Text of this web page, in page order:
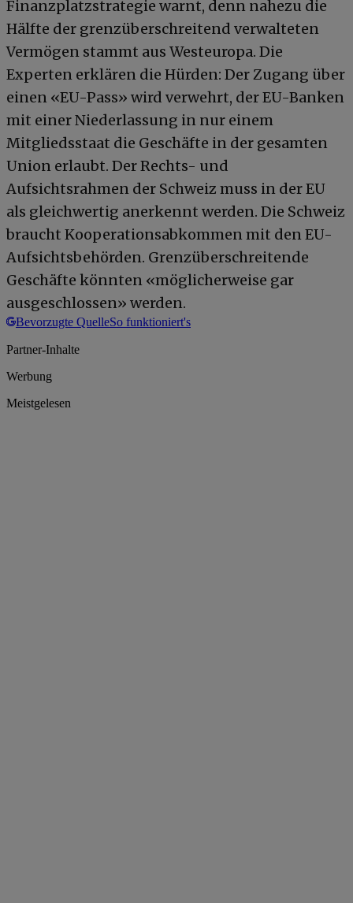
Finanzplatzstrategie warnt, denn nahezu die
Hälfte der grenzüberschreitend verwalteten
Vermögen stammt aus Westeuropa. Die
Experten erklären die Hürden: Der Zugang über
einen «EU-Pass» wird verwehrt, der EU-Banken
mit einer Niederlassung in nur einem
Mitgliedsstaat die Geschäfte in der gesamten
Union erlaubt. Der Rechts- und
Aufsichtsrahmen der Schweiz muss in der EU
als gleichwertig anerkennt werden. Die Schweiz
braucht Kooperationsabkommen mit den EU-
Aufsichtsbehörden. Grenzüberschreitende
Geschäfte könnten «möglicherweise gar
ausgeschlossen» werden.
Bevorzugte QuelleSo funktioniert's
Partner-Inhalte
Werbung
Meistgelesen